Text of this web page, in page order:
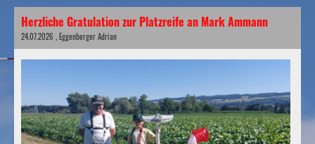
Herzliche Gratulation zur Platzreife an Mark Ammann
24.07.2026 , Eggenberger Adrian